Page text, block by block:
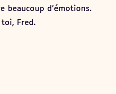
beaucoup d’émotions.
toi, Fred.